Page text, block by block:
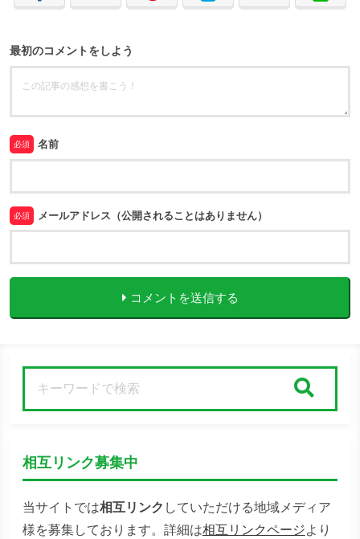
最初のコメントをしよう
必須 名前
必須 メールアドレス（公開されることはありません）
コメントを送信する
相互リンク募集中
当サイトでは相互リンク していただける地域メディア
様を募集しております。詳細は相互リンクページより